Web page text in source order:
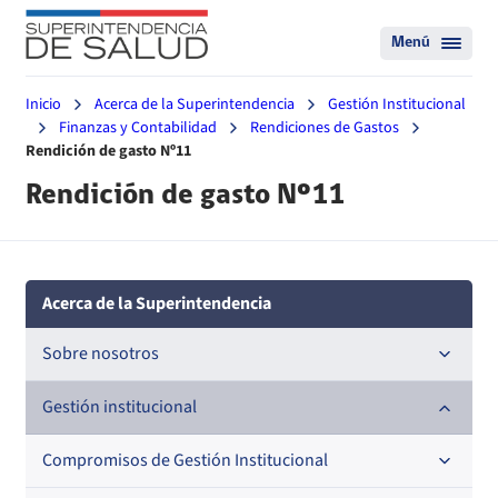
Menú
Inicio Acerca de la Superintendencia
Gestión Institucional
Finanzas y Contabilidad
Rendiciones de Gastos
Rendición de gasto Nº11
Rendición de gasto Nº11
Acerca de la Superintendencia
Sobre nosotros
Historia
Definiciones estratégicas
Gestión institucional
Compromisos de Gestión Institucional